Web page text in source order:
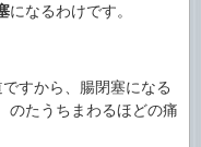
になるわけです。
すから、腸閉塞になる
のたうちまわるほどの痛